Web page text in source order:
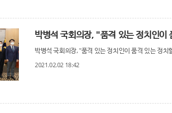
박병석 국회의장, "품격 있는 정치인이
박병석 국회의장, "품격 있는 정치인이 품격 있는 정치
2021.02.02 18:42